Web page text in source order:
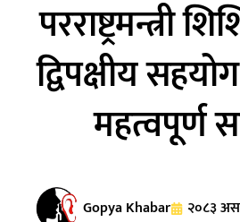
परराष्ट्रमन्त्री
द्विपक्षीय
महत्वपूर्ण
Gopya Khabar २०८३